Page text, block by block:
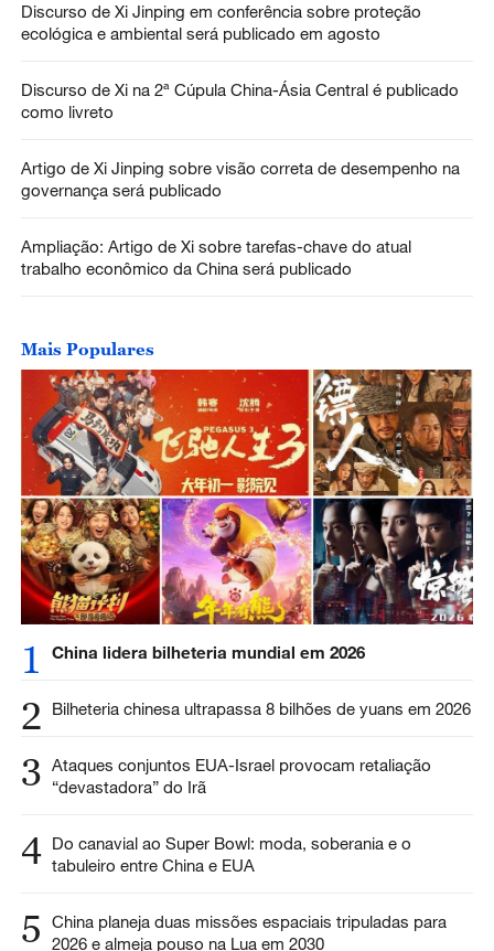
Discurso de Xi Jinping em conferência sobre proteção
ecológica e ambiental será publicado em agosto
Discurso de Xi na 2ª Cúpula China-Ásia Central é publicado
como livreto
Artigo de Xi Jinping sobre visão correta de desempenho na
governança será publicado
Ampliação: Artigo de Xi sobre tarefas-chave do atual
trabalho econômico da China será publicado
Mais Populares
1 China lidera bilheteria mundial em 2026
2 Bilheteria chinesa ultrapassa 8 bilhões de yuans em 2026
3 Ataques conjuntos EUA-Israel provocam retaliação
“devastadora” do Irã
4 Do canavial ao Super Bowl: moda, soberania e o
tabuleiro entre China e EUA
5
China planeja duas missões espaciais tripuladas para
2026 e almeja pouso na Lua em 2030